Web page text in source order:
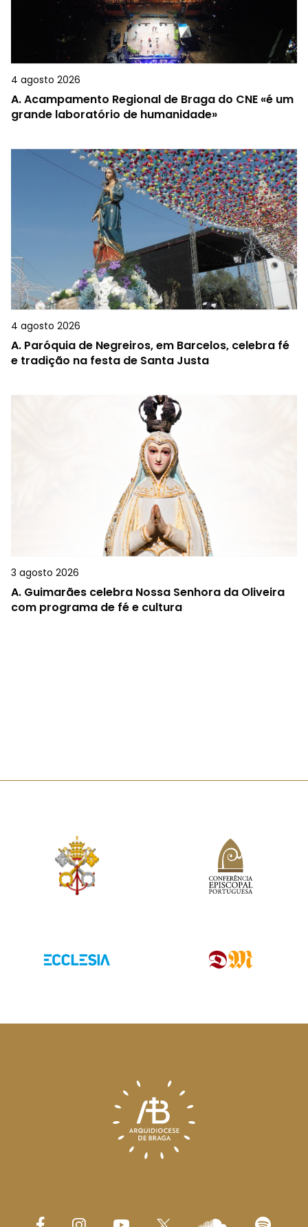
4 agosto 2026
A.Acampamento Regional de Braga do CNE «é um
grande laboratório de humanidade»
4 agosto 2026
A. Paróquia de Negreiros, em Barcelos, celebra fé
e tradição na festa de Santa Justa
3 agosto 2026
A. Guimarães celebra Nossa Senhora da Oliveira
com programa de fé e cultura